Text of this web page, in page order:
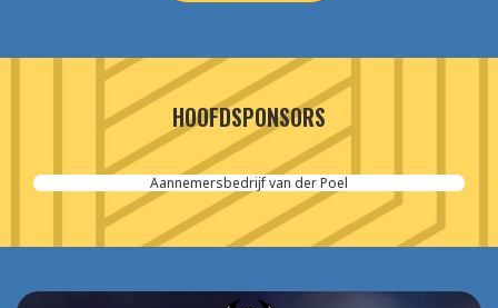
HOOFDSPONSORS
Aannemersbedrijf van der Poel